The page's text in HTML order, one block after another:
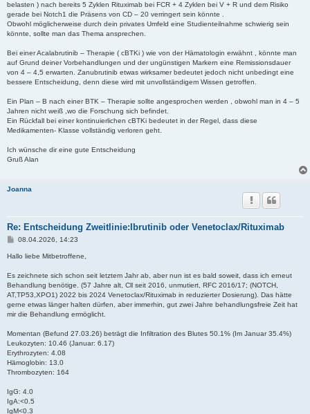
belasten ) nach bereits 5 Zyklen Rituximab bei FCR + 4 Zyklen bei V + R und dem Risiko
gerade bei Notch1 die Präsens von CD – 20 verringert sein könnte .
Obwohl möglicherweise durch dein privates Umfeld eine Studienteilnahme schwierig sein
könnte, sollte man das Thema ansprechen.
Bei einer Acalabrutinib – Therapie ( cBTKi ) wie von der Hämatologin erwähnt , könnte man
auf Grund deiner Vorbehandlungen und der ungünstigen Markern eine Remissionsdauer
von 4 – 4,5 erwarten. Zanubrutinib etwas wirksamer bedeutet jedoch nicht unbedingt eine
bessere Entscheidung, denn diese wird mit unvollständigem Wissen getroffen.
Ein Plan – B nach einer BTK – Therapie sollte angesprochen werden , obwohl man in 4 – 5
Jahren nicht weiß ,wo die Forschung sich befindet.
Ein Rückfall bei einer kontinuierlichen cBTKi bedeutet in der Regel, dass diese
Medikamenten- Klasse vollständig verloren geht.
Ich wünsche dir eine gute Entscheidung
Gruß Alan
Joanna
Re: Entscheidung Zweitlinie:Ibrutinib oder Venetoclax/Rituximab
B
i
a
g
08.04.2026, 14:23
Hallo liebe Mitbetroffene,
Es zeichnete sich schon seit letztem Jahr ab, aber nun ist es bald soweit, dass ich erneut
Behandlung benötige. (57 Jahre alt, Cll seit 2016, unmutiert, RFC 2016/17; (NOTCH,
AT,TP53,XPO1) 2022 bis 2024 Venetoclax/Rituximab in reduzierter Dosierung). Das hätte
gerne etwas länger halten dürfen, aber immerhin, gut zwei Jahre behandlungsfreie Zeit hat
mir die Behandlung ermöglicht.
Momentan (Befund 27.03.26) beträgt die Infiltration des Blutes 50.1% (Im Januar 35.4%)
Leukozyten: 10.46 (Januar: 6.17)
Erythrozyten: 4.08
Hämoglobin: 13.0
Thrombozyten: 164
IgG: 4.0
IgA:<0.5
IgM<0.3